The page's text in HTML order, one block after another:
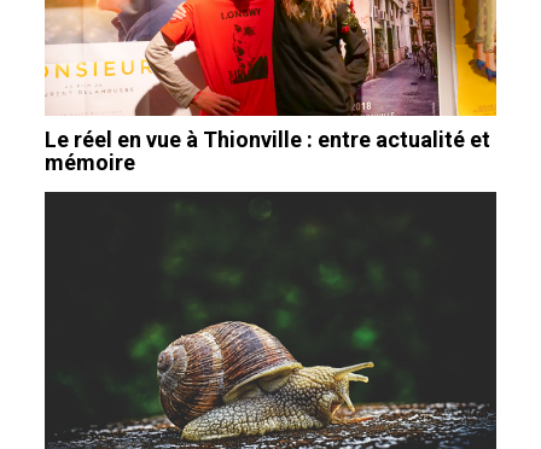
Le réel en vue à Thionville : entre actualité et
mémoire